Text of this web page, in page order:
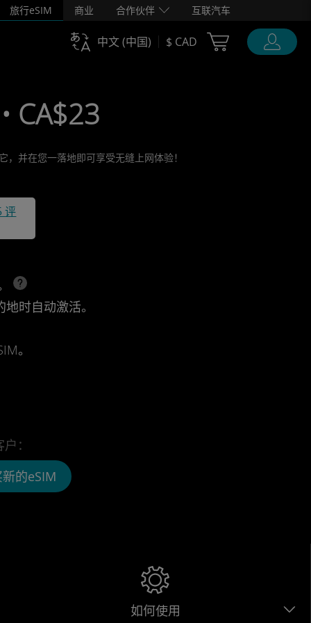
旅行eSIM 商业 合作伙伴 互联汽车
中文 (中国) $ CAD Cart Ubigi
CA$23
并在您一落地即可享受无缝上网体验！
评
时自动激活。
。
：
的eSIM
如何使用